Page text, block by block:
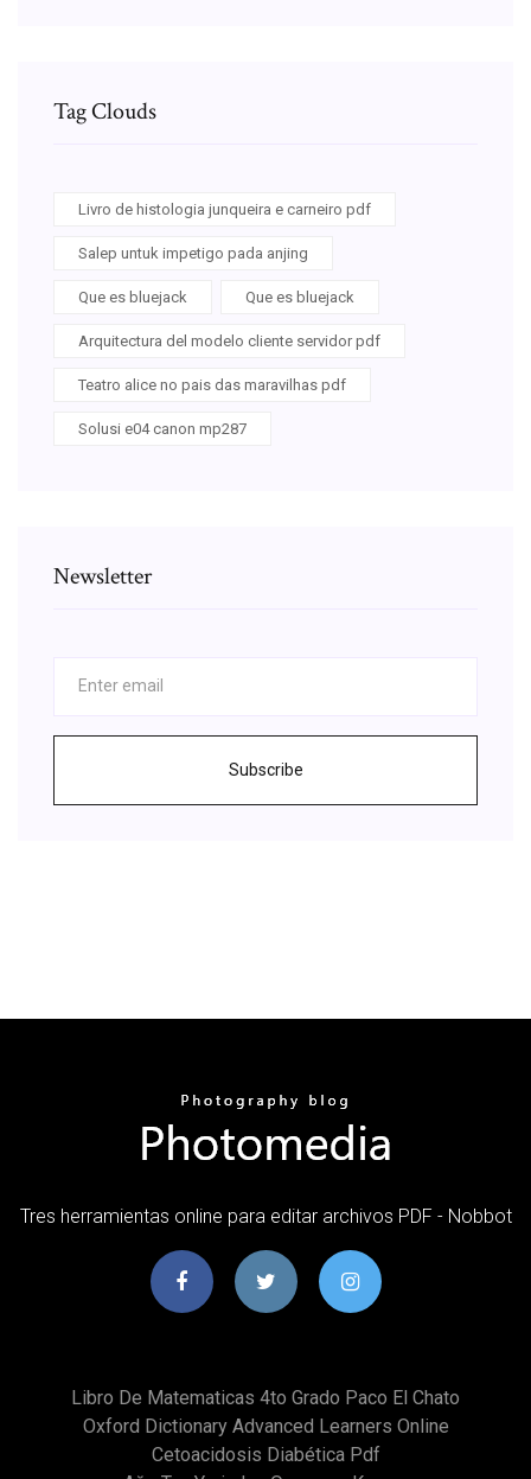
Tag Clouds
Livro de histologia junqueira e carneiro pdf
Salep untuk impetigo pada anjing
Que es bluejack Que es bluejack
Arquitectura del modelo cliente servidor pdf
Teatro alice no pais das maravilhas pdf
Solusi e04 canon mp287
Newsletter
Subscribe
Tres herramientas online para editar archivos PDF - Nobbot
Libro De Matematicas 4to Grado Paco El Chato
Oxford Dictionary Advanced Learners Online
Cetoacidosis Diabética Pdf